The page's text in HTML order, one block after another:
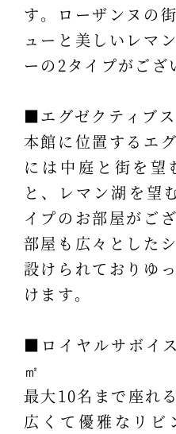
す。ローザンヌの
ューと美しいレマ
ーの2タイプがござ
■エグゼクティブ
本館に位置するエ
には中庭と街を望
と、レマン湖を望
イプのお部屋がご
部屋も広々とした
設けられておりゆ
けます。
■ロイヤルサボイ
㎡
最大10名まで座れ
広くて優雅なリビ